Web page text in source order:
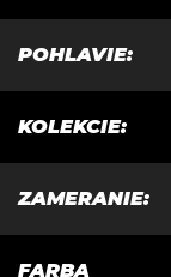
POHLAVIE:
KOLEKCIE:
ZAMERANIE:
FARBA